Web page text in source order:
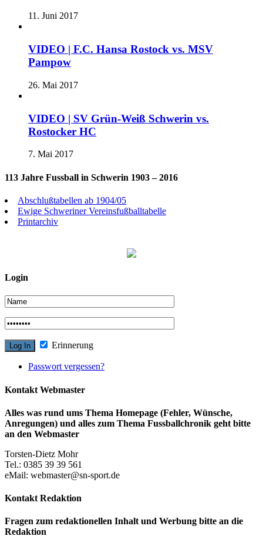
11. Juni 2017
VIDEO | F.C. Hansa Rostock vs. MSV
Pampow
26. Mai 2017
VIDEO | SV Grün-Weiß Schwerin vs.
Rostocker HC
7. Mai 2017
113 Jahre Fussball in Schwerin 1903 – 2016
Abschlußtabellen ab 1904/05
Ewige Schweriner Vereinsfußballtabelle
Printarchiv
Login
Erinnerung
Passwort vergessen?
Kontakt Webmaster
Alles was rund ums Thema Homepage (Fehler, Wünsche,
Anregungen) und alles zum Thema Fussballchronik geht bitte
an den Webmaster
Torsten-Dietz Mohr
Tel.: 0385 39 39 561
eMail: webmaster@sn-sport.de
Kontakt Redaktion
Fragen zum redaktionellen Inhalt und Werbung bitte an die
Redaktion